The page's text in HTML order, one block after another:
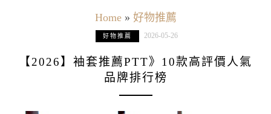
Home» 好物推薦
好物推薦 2026-05-26
【2026】袖套推薦PTT》10款高評價人氣
品牌排行榜